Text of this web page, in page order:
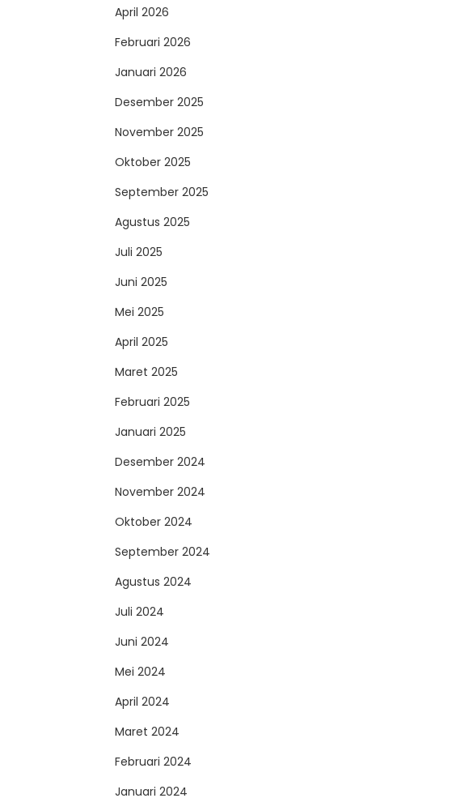
April 2026
Februari 2026
Januari 2026
Desember 2025
November 2025
Oktober 2025
September 2025
Agustus 2025
Juli 2025
Juni 2025
Mei 2025
April 2025
Maret 2025
Februari 2025
Januari 2025
Desember 2024
November 2024
Oktober 2024
September 2024
Agustus 2024
Juli 2024
Juni 2024
Mei 2024
April 2024
Maret 2024
Februari 2024
Januari 2024